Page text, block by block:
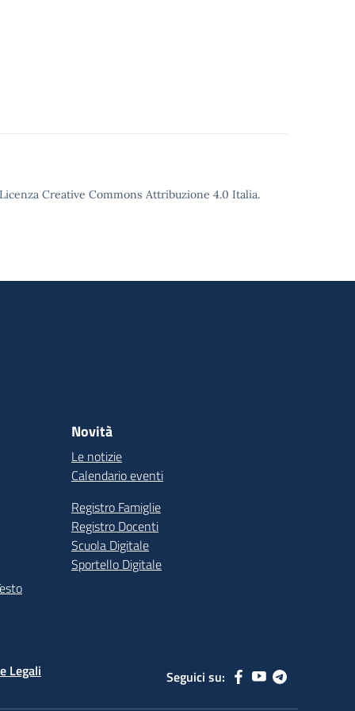
Creative Commons Attribuzione 4.0 Italia.
Novità
Le notizie
Calendario eventi
Registro Famiglie
Registro Docenti
Scuola Digitale
Sportello Digitale
Legali Seguici su: